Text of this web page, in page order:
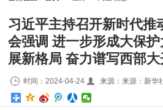
习近平主持召开新时代推
会强调 进一步形成大保
展新格局 奋力谱写西部
时间：2024-04-24 来源：来源：新华